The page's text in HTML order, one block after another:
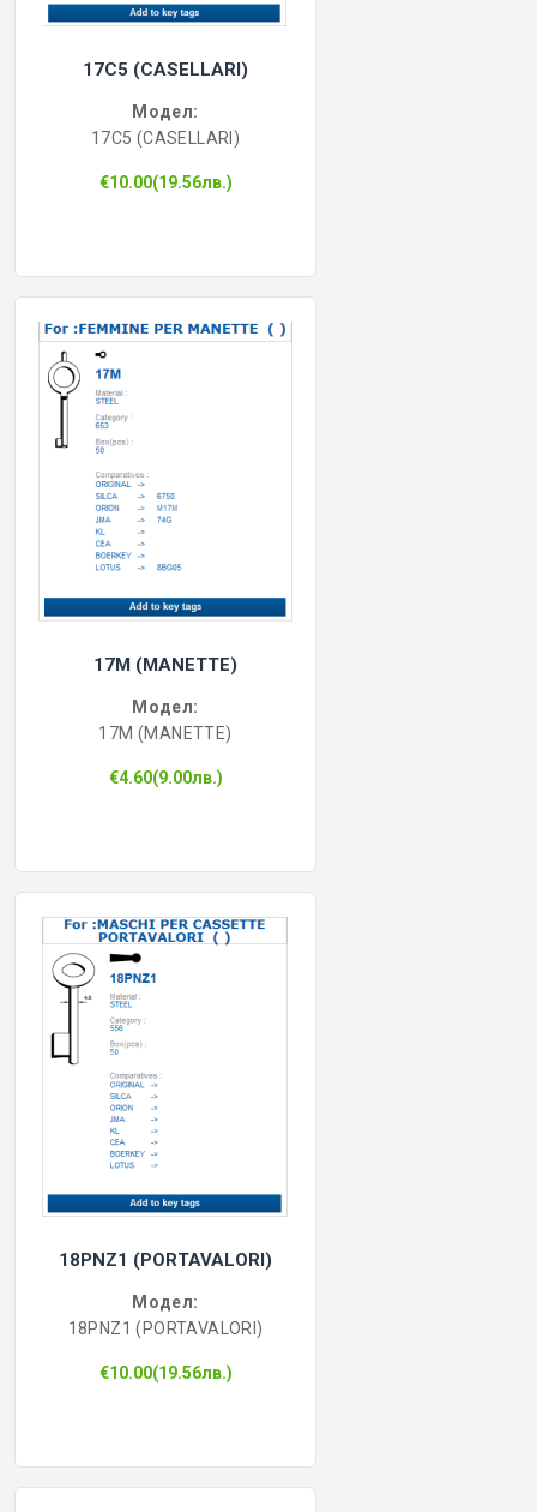
17C5 (CASELLARI)
Модел:
17C5 (CASELLARI)
€10.00(19.56лв.)
17M (MANETTE)
Модел:
17M (MANETTE)
€4.60(9.00лв.)
18PNZ1 (PORTAVALORI)
Модел:
18PNZ1 (PORTAVALORI)
€10.00(19.56лв.)